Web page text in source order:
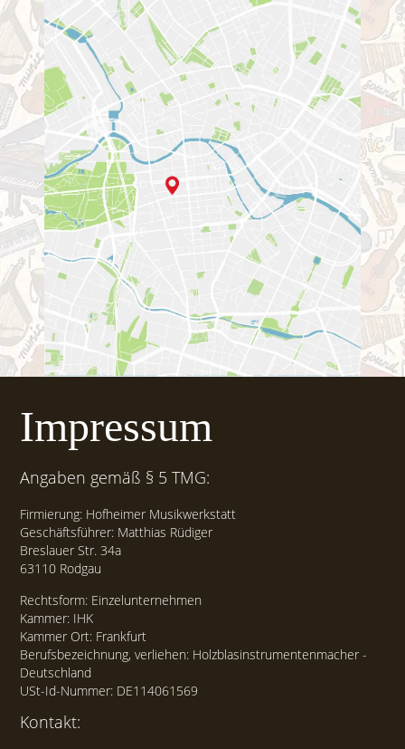
Impressum
Angaben gemäß § 5 TMG:
Firmierung: Hofheimer Musikwerkstatt
Geschäftsführer: Matthias Rüdiger
Breslauer Str. 34a
63110 Rodgau
Rechtsform: Einzelunternehmen
Kammer: IHK
Kammer Ort: Frankfurt
Berufsbezeichnung, verliehen: Holzblasinstrumentenmacher -
Deutschland
USt-Id-Nummer: DE114061569
Kontakt: